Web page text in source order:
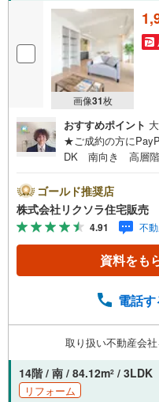
画像31枚
おすすめポイント
★ご成約の方に
DK 南向き 高層
間 9:30～20:00 ■即
お電話でのお問合
ホームページより
サイト未掲載物件
区物件検索も充実
「リクソラ住宅販
ご案内可能リフォ
様の条件にベスト
の金利や優遇率、審
ンとリフォームロ
入・現在過去の借
もお問合せ下さい
ゴールド推奨店
株式会社リクソラ住宅販売
4.91 不
資料をも
電話す
取り扱い不動産会
14階 / 南 / 84.12m2 / 3LDK
リフォーム